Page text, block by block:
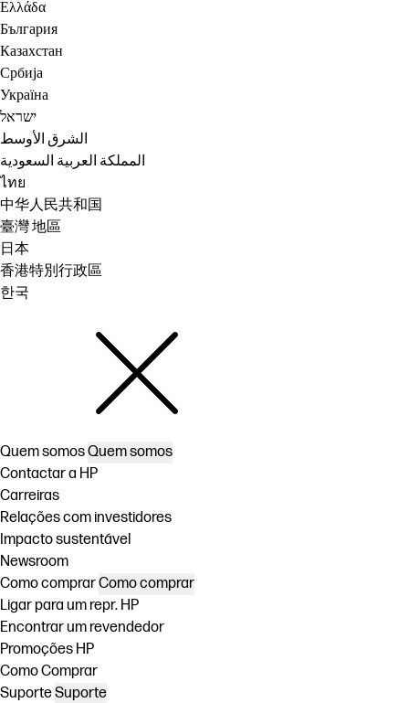
Ελλάδα
България
Казахстан
Србија
Україна
ישראל
الشرق الأوسط
المملكة العربية السعودية
ไทย
中华人民共和国
臺灣 地區
日本
香港特別行政區
한국
Quem somosQuem somos
Contactar a HP
Carreiras
Relações com investidores
Impacto sustentável
Newsroom
Como comprarComo comprar
Ligar para um repr. HP
Encontrar um revendedor
Promoções HP
Como Comprar
SuporteSuporte